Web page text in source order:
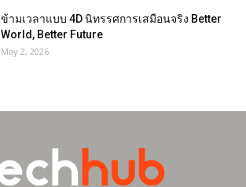
ข้ามเวลาแบบ 4D นิทรรศการเสมือนจริง Better
World, Better Future
May 2, 2026